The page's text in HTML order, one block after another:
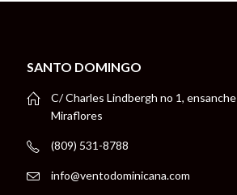
SANTO DOMINGO
C/ Charles Lindbergh no 1, ensanche
Miraflores
(809) 531-8788
info@ventodominicana.com